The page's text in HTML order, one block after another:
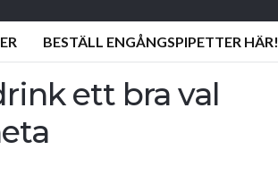
BESTÄLL ENGÅNGSPIPETTER HÄR!
ett bra val